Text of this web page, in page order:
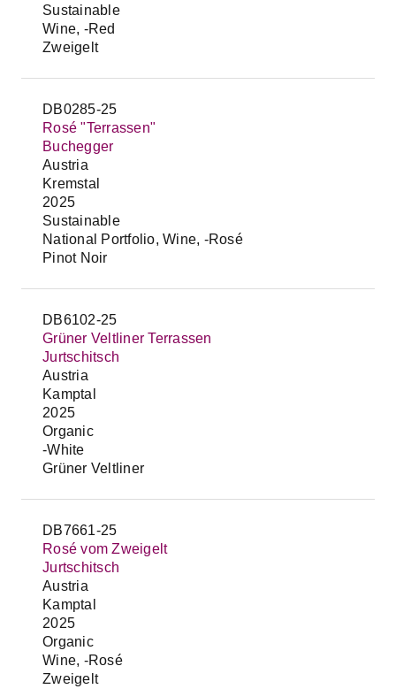
Sustainable
Wine, -Red
Zweigelt
DB0285-25
Rosé "Terrassen"
Buchegger
Austria
Kremstal
2025
Sustainable
National Portfolio, Wine, -Rosé
Pinot Noir
DB6102-25
Grüner Veltliner Terrassen
Jurtschitsch
Austria
Kamptal
2025
Organic
-White
Grüner Veltliner
DB7661-25
Rosé vom Zweigelt
Jurtschitsch
Austria
Kamptal
2025
Organic
Wine, -Rosé
Zweigelt